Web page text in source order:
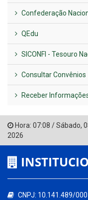
Confederação
QEdu
SICONFI - Tesouro
Consultar Convênios
Receber
Hora: 07:08 /Sábado,
2026
CNPJ: 10.141.489/